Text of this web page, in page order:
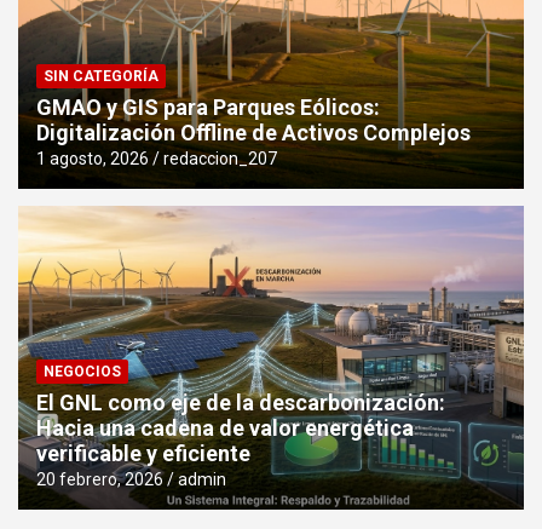
SIN CATEGORÍA
GMAO y GIS para Parques Eólicos:
Digitalización Offline de Activos Complejos
1 agosto, 2026 redaccion_207
NEGOCIOS
El GNL como eje de la descarbonización:
Hacia una cadena de valor energética
verificable y eficiente
20 febrero, 2026 admin